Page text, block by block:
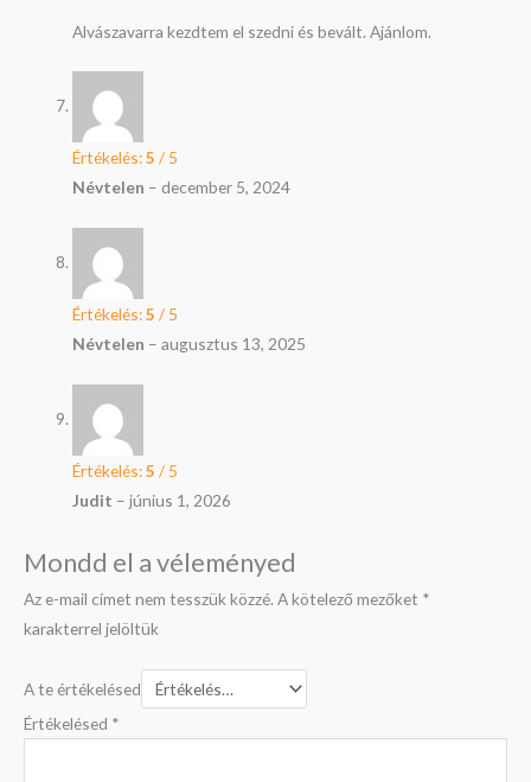
Alvászavarra kezdtem el szedni és bevált. Ajánlom.
Értékelés:5 / 5
Névtelen – december 5, 2024
Értékelés:5 / 5
Névtelen – augusztus 13, 2025
Értékelés:5 / 5
Judit – június 1, 2026
Mondd el a véleményed
Az e-mail címet nem tesszük közzé. A kötelező mezőket *
karakterrel jelöltük
A te értékelésed
Értékelésed *